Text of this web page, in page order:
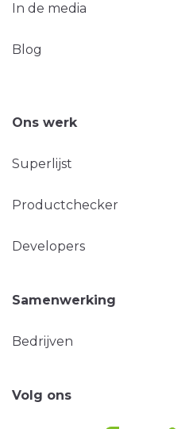
In de media
Blog
Ons werk
Superlijst
Productchecker
Developers
Samenwerking
Bedrijven
Volg ons